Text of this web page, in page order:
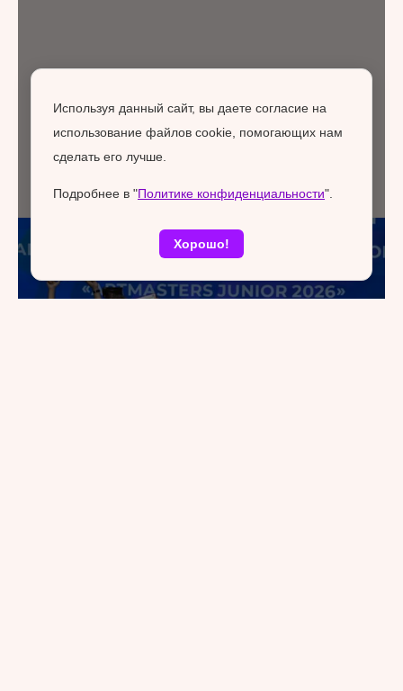
Используя данный сайт, вы даете согласие на
использование файлов cookie, помогающих нам
сделать его лучше.
Подробнее в "Политике конфиденциальности".
Хорошо!